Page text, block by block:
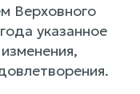
Верховного
указанное